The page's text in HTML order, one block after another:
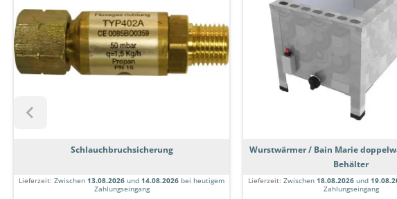
Schlauchbruchsicherung
Lieferzeit: Zwischen 13.08.2026 und 14.08.2026 bei heutigem
Zahlungseingang
Wurstwärmer / Bain Marie
Behälter
Lieferzeit: Zwischen 18.08.2026 und
Zahlungseingang